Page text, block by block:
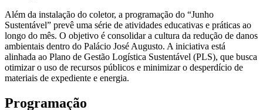
Além da instalação do coletor, a programação do “Junho
Sustentável” prevê uma série de atividades educativas e práticas ao
longo do mês. O objetivo é consolidar a cultura da redução de danos
ambientais dentro do Palácio José Augusto. A iniciativa está
alinhada ao Plano de Gestão Logística Sustentável (PLS), que busca
otimizar o uso de recursos públicos e minimizar o desperdício de
materiais de expediente e energia.
Programação